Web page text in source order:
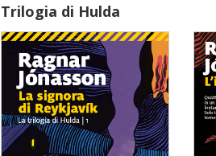
Trilogia di Hulda